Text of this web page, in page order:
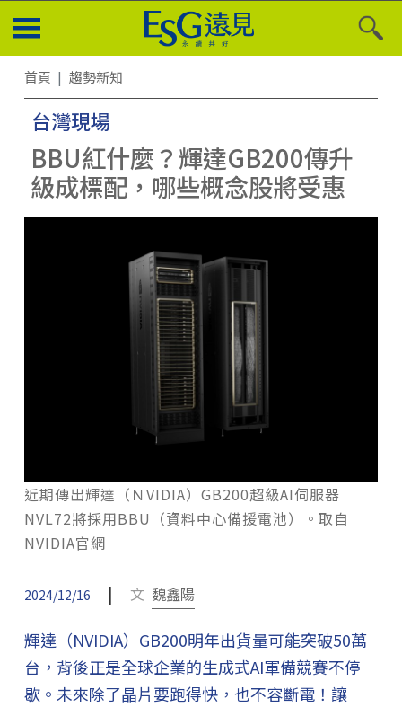
首頁 趨勢新知
台灣現場
BBU紅什麼？輝達GB200傳升
級成標配，哪些概念股將受惠
近期傳出輝達（ＮVIDIA）GB200超級AI伺服器
NVL72將採用BBU（資料中心備援電池）。取自
NVIDIA官網
2024/12/16 | 文 魏鑫陽
輝達（NVIDIA）GB200明年出貨量可能突破50萬
台，背後正是全球企業的生成式AI軍備競賽不停
歇。未來除了晶片要跑得快，也不容斷電！讓